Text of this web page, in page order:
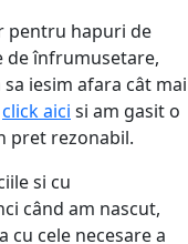
pentru hapuri de
de înfrumusetare,
iesim afara cât mai
click aici si am gasit o
pret rezonabil.
si cu
când am nascut,
cele necesare a